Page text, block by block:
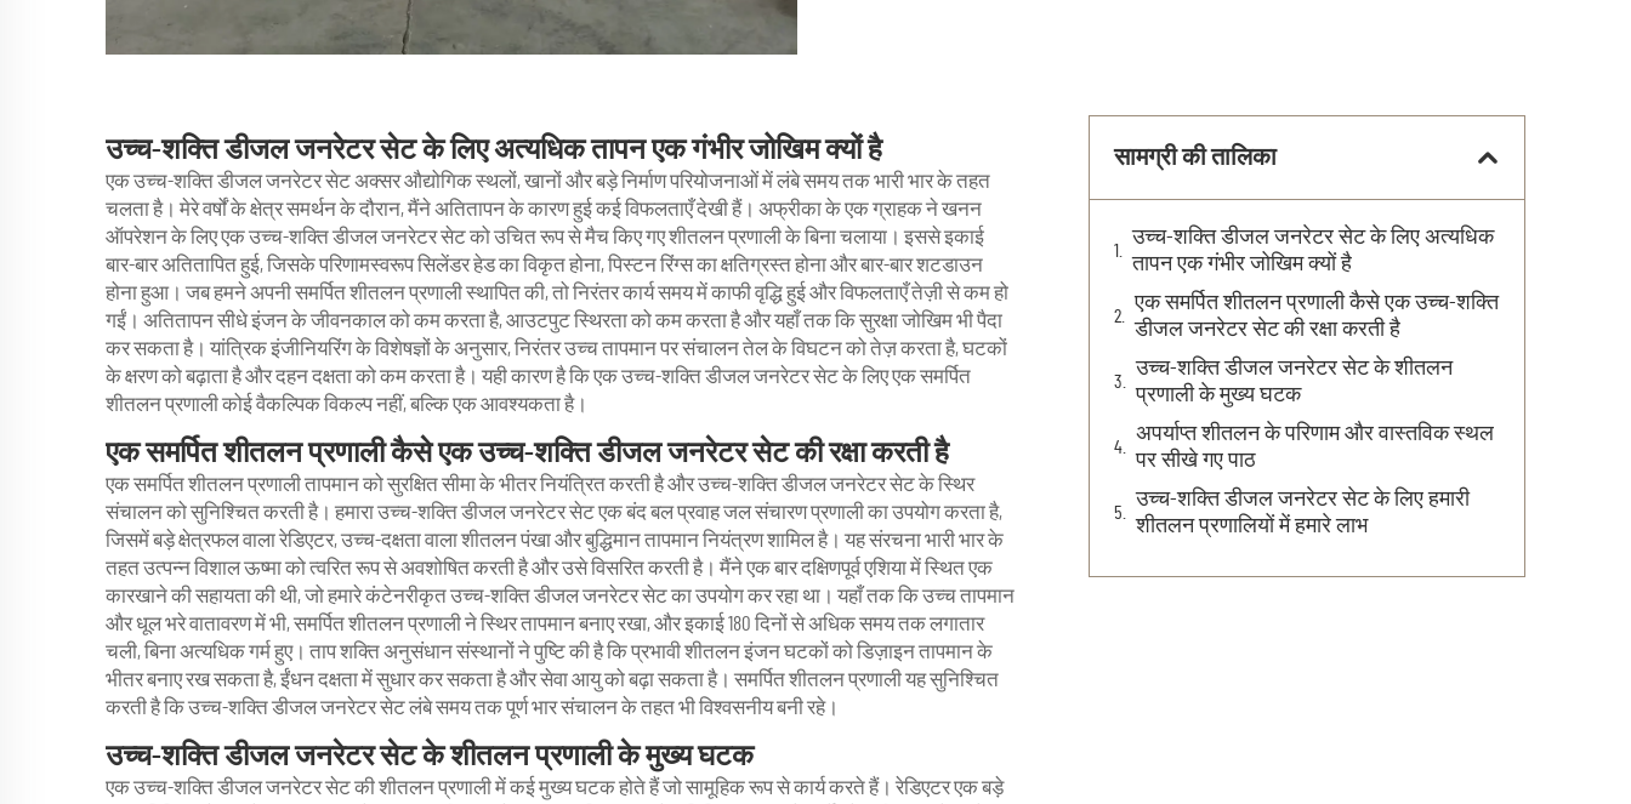
उच्च-शक्ति डीजल जनरेटर सेट के लिए अत्यधिक तापन एक गंभीर जोखिम क्यों है
एक उच्च-शक्ति डीजल जनरेटर सेट अक्सर औद्योगिक स्थलों, खानों और बड़े निर्माण परियोजनाओं में लंबे समय तक भारी भार के तहत
चलता है। मेरे वर्षों के क्षेत्र समर्थन के दौरान, मैंने अतितापन के कारण हुई कई विफलताएँ देखी हैं। अफ्रीका के एक ग्राहक ने खनन
ऑपरेशन के लिए एक उच्च-शक्ति डीजल जनरेटर सेट को उचित रूप से मैच किए गए शीतलन प्रणाली के बिना चलाया। इससे इकाई
बार-बार अतितापित हुई, जिसके परिणामस्वरूप सिलेंडर हेड का विकृत होना, पिस्टन रिंग्स का क्षतिग्रस्त होना और बार-बार शटडाउन
होना हुआ। जब हमने अपनी समर्पित शीतलन प्रणाली स्थापित की, तो निरंतर कार्य समय में काफी वृद्धि हुई और विफलताएँ तेज़ी से कम हो
गईं। अतितापन सीधे इंजन के जीवनकाल को कम करता है, आउटपुट स्थिरता को कम करता है और यहाँ तक कि सुरक्षा जोखिम भी पैदा
कर सकता है। यांत्रिक इंजीनियरिंग के विशेषज्ञों के अनुसार, निरंतर उच्च तापमान पर संचालन तेल के विघटन को तेज़ करता है, घटकों
के क्षरण को बढ़ाता है और दहन दक्षता को कम करता है। यही कारण है कि एक उच्च-शक्ति डीजल जनरेटर सेट के लिए एक समर्पित
शीतलन प्रणाली कोई वैकल्पिक विकल्प नहीं, बल्कि एक आवश्यकता है।
एक समर्पित शीतलन प्रणाली कैसे एक उच्च-शक्ति डीजल जनरेटर सेट की रक्षा करती है
एक समर्पित शीतलन प्रणाली तापमान को सुरक्षित सीमा के भीतर नियंत्रित करती है और उच्च-शक्ति डीजल जनरेटर सेट के स्थिर
संचालन को सुनिश्चित करती है। हमारा उच्च-शक्ति डीजल जनरेटर सेट एक बंद बल प्रवाह जल संचारण प्रणाली का उपयोग करता है,
जिसमें बड़े क्षेत्रफल वाला रेडिएटर, उच्च-दक्षता वाला शीतलन पंखा और बुद्धिमान तापमान नियंत्रण शामिल है। यह संरचना भारी भार के
तहत उत्पन्न विशाल ऊष्मा को त्वरित रूप से अवशोषित करती है और उसे विसरित करती है। मैंने एक बार दक्षिणपूर्व एशिया में स्थित एक
कारखाने की सहायता की थी, जो हमारे कंटेनरीकृत उच्च-शक्ति डीजल जनरेटर सेट का उपयोग कर रहा था। यहाँ तक कि उच्च तापमान
और धूल भरे वातावरण में भी, समर्पित शीतलन प्रणाली ने स्थिर तापमान बनाए रखा, और इकाई 180 दिनों से अधिक समय तक लगातार
चली, बिना अत्यधिक गर्म हुए। ताप शक्ति अनुसंधान संस्थानों ने पुष्टि की है कि प्रभावी शीतलन इंजन घटकों को डिज़ाइन तापमान के
भीतर बनाए रख सकता है, ईंधन दक्षता में सुधार कर सकता है और सेवा आयु को बढ़ा सकता है। समर्पित शीतलन प्रणाली यह सुनिश्चित
करती है कि उच्च-शक्ति डीजल जनरेटर सेट लंबे समय तक पूर्ण भार संचालन के तहत भी विश्वसनीय बनी रहे।
उच्च-शक्ति डीजल जनरेटर सेट के शीतलन प्रणाली के मुख्य घटक
एक उच्च-शक्ति डीजल जनरेटर सेट की शीतलन प्रणाली में कई मुख्य घटक होते हैं जो सामूहिक रूप से कार्य करते हैं। रेडिएटर एक बड़े
सामग्री की तालिका
उच्च-शक्ति डीजल जनरेटर सेट के लिए अत्यधिक
तापन एक गंभीर जोखिम क्यों है
एक समर्पित शीतलन प्रणाली कैसे एक उच्च-शक्ति
डीजल जनरेटर सेट की रक्षा करती है
उच्च-शक्ति डीजल जनरेटर सेट के शीतलन
प्रणाली के मुख्य घटक
अपर्याप्त शीतलन के परिणाम और वास्तविक स्थल
पर सीखे गए पाठ
उच्च-शक्ति डीजल जनरेटर सेट के लिए हमारी
शीतलन प्रणालियों में हमारे लाभ